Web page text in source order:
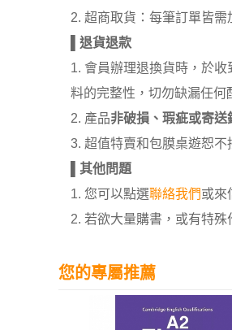
2. 超商取貨：每筆訂單皆需
退貨退款
1. 會員辦理退換貨時，於
料的完整性，切勿缺漏任何
2. 產品非破損、瑕疵或寄送
3. 超值特賣和包膜桌遊恕不
其他問題
1. 您可以點選聯絡我們或來
2. 若欲大量購書，或有特
您的專屬推薦